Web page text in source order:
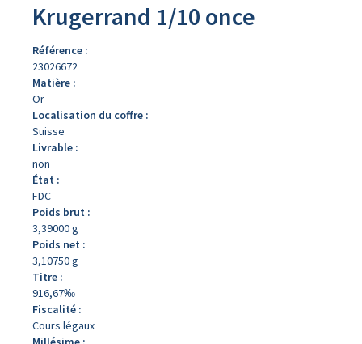
Krugerrand 1/10 once
Référence :
23026672
Matière :
Or
Localisation du coffre :
Suisse
Livrable :
non
État :
FDC
Poids brut :
3,39000 g
Poids net :
3,10750 g
Titre :
916,67‰
Fiscalité :
Cours légaux